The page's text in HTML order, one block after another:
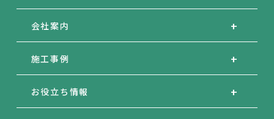
会社案内
施工事例
お役立ち情報